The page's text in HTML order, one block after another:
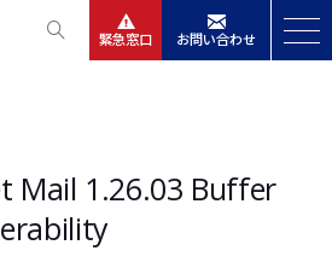
緊急窓口 お問い合わせ
会社情報
Mail 1.26.03 Buffer